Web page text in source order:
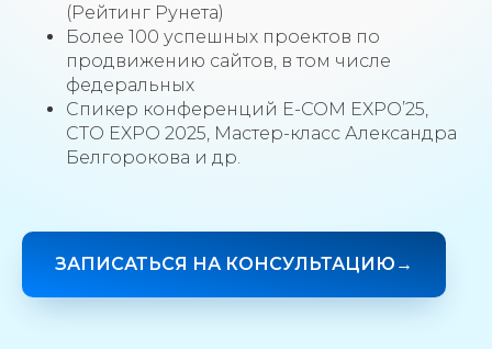
(Рейтинг Рунета)
Более 100 успешных проектов по
продвижению сайтов, в том числе
федеральных
Спикер конференций E-COM EXPO’25,
CTO EXPO 2025, Мастер-класс Александра
Белгорокова и др.
ЗАПИСАТЬСЯ НА КОНСУЛЬТАЦИЮ→